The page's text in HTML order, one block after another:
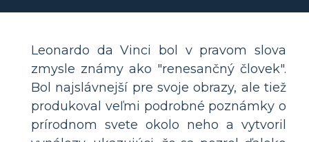
Leonardo da Vinci bol v pravom slova
zmysle známy ako "renesančný človek".
Bol najslávnejší pre svoje obrazy, ale tiež
produkoval veľmi podrobné poznámky o
prírodnom svete okolo neho a vytvoril